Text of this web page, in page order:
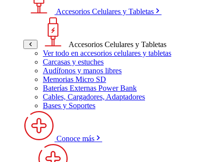
Accesorios Celulares y Tabletas
Accesorios Celulares y Tabletas
Ver todo en accesorios celulares y tabletas
Carcasas y estuches
Audífonos y manos libres
Memorias Micro SD
Baterías Externas Power Bank
Cables, Cargadores, Adaptadores
Bases y Soportes
Conoce más